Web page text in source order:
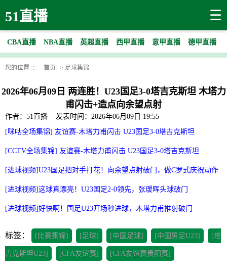
51直播 ☰
CBA直播 NBA直播 英超直播 西甲直播 意甲直播 德甲直播
您的位置 ： 首页 > 足球集锦
2026年06月09日 两连胜！U23国足3-0塔吉克斯坦 木塔力
甫闪击+造点向余望点射
作者：51直播
发表时间：2026年06月09日 19:55
[咪咕全场集锦] 友谊赛-木塔力甫闪击 U23国足3-0塔吉克斯坦
[CCTV全场集锦] 友谊赛-木塔力甫闪击 U23国足3-0塔吉克斯坦
[进球视频]U23国足把对手打花！向余望点射破门，做C罗式庆祝动作
[进球视频]这球真漂亮️！U23国足2-0领先，张瑷晖头球破门
[进球视频]好快啊！国足U23开场秒进球，木塔力甫推射破门
标签： [比赛集锦] [足球] [中国足球] [中国男足U23] [塔
吉克斯坦U23] [CFA友谊赛] [CFA友谊赛贵阳赛]